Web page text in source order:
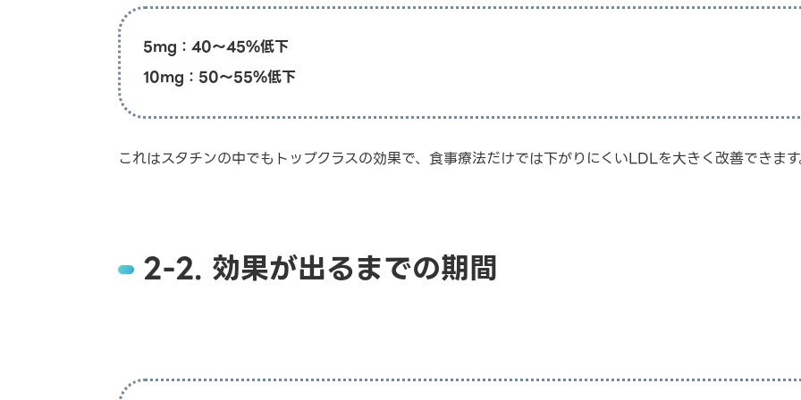
5mg：40〜45%低下
10mg：50〜55%低下
これはスタチンの中でもトップクラスの効果で、食事療法だけでは下がりにくいLDLを大きく改善できま
2-2. 効果が出るまでの期間